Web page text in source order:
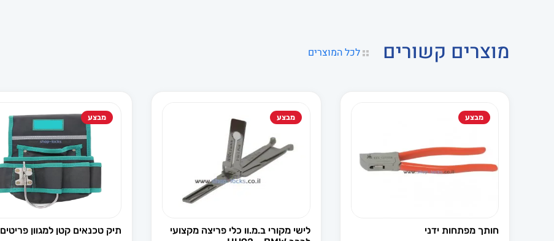
מוצרים קשורים לכל המוצרים
מבצע
חותך מפתחות ידני
מבצע
לישי מקורי ב.מ.וו כלי פריצה מקצועי
מבצע
תיק טכנאים קטן למגוון פריטים